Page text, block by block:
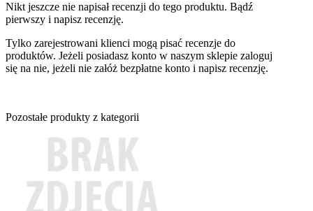
Nikt jeszcze nie napisał recenzji do tego produktu. Bądź
pierwszy i napisz recenzję.
Tylko zarejestrowani klienci mogą pisać recenzje do
produktów. Jeżeli posiadasz konto w naszym sklepie zaloguj
się na nie, jeżeli nie załóż bezpłatne konto i napisz recenzję.
Pozostałe produkty z kategorii